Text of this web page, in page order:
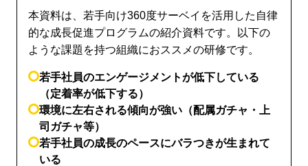
本資料は、若手向け360度サーベイを活用した自律
的な成長促進プログラムの紹介資料です。以下の
ような課題を持つ組織におススメの研修です。
若手社員のエンゲージメントが低下している
（定着率が低下する）
環境に左右される傾向が強い（配属ガチャ・上
司ガチャ等）
若手社員の成長のペースにバラつきが生まれて
いる